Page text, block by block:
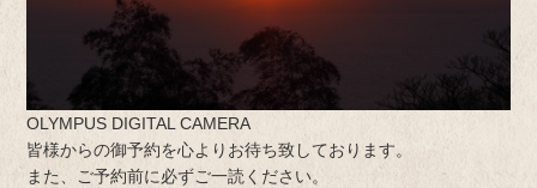
OLYMPUS DIGITAL CAMERA
皆様からの御予約を心よりお待ち致しております。
また、ご予約前に必ずご一読ください。